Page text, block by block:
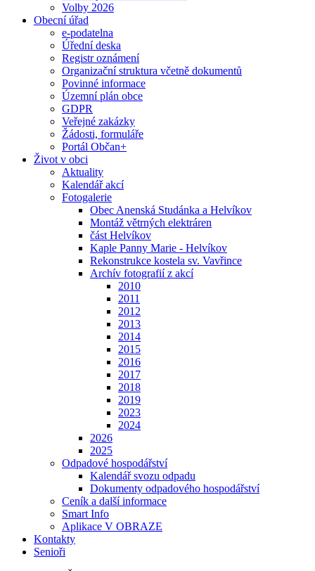
Volby 2026
Obecní úřad
e-podatelna
Úřední deska
Registr oznámení
Organizační struktura včetně dokumentů
Povinné informace
Územní plán obce
GDPR
Veřejné zakázky
Žádosti, formuláře
Portál Občan+
Život v obci
Aktuality
Kalendář akcí
Fotogalerie
Obec Anenská Studánka a Helvíkov
Montáž větrných elektráren
část Helvíkov
Kaple Panny Marie - Helvíkov
Rekonstrukce kostela sv. Vavřince
Archív fotografií z akcí
2010
2011
2012
2013
2014
2015
2016
2017
2018
2019
2023
2024
2026
2025
Odpadové hospodářství
Kalendář svozu odpadu
Dokumenty odpadového hospodářství
Ceník a další informace
Smart Info
Aplikace V OBRAZE
Kontakty
Senioři